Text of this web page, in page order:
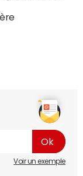
Voir un exemple